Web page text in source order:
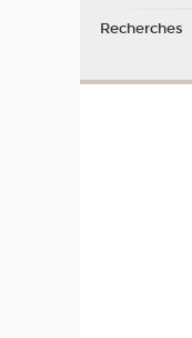
Recherches